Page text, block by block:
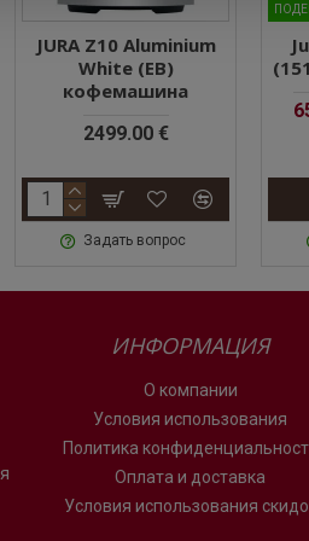
JURA Z10 Aluminium
White (EB)
кофемашина
2499.00 €
Задать вопрос
больше удовольствия
цвете выделяется
ИНФОРМАЦИЯ
О компании
Условия использования
Политика
Оплата и доставка
Условия использования